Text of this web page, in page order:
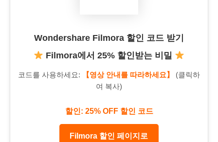
Wondershare Filmora 할인 코드 받기
Filmora에서 25% 할인받는 비밀
코드를 사용하세요: 【영상 안내를 따라하세요】
(클릭하
여 복사)
할인: 25% OFF 할인 코드
Filmora 할인 페이지로